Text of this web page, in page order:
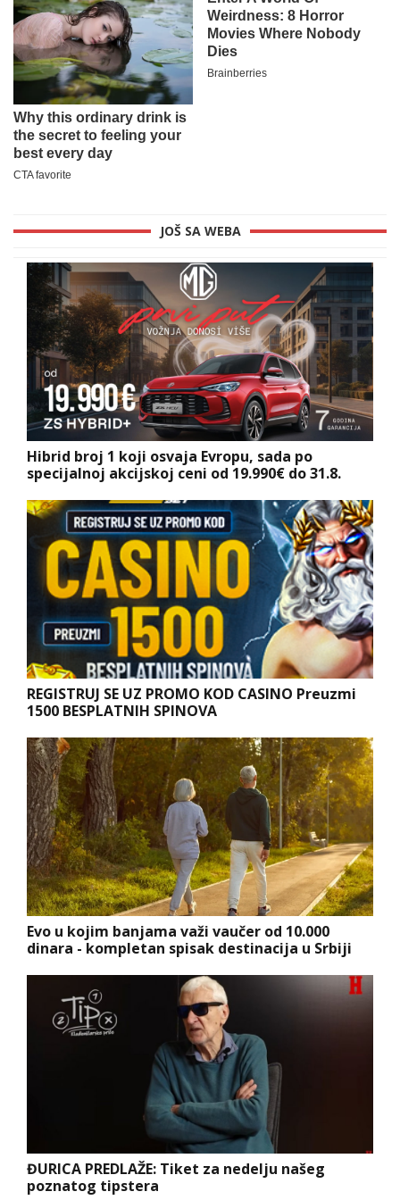
JOŠ SA WEBA
Hibrid broj 1 koji osvaja Evropu, sada po
specijalnoj akcijskoj ceni od 19.990€ do 31.8.
REGISTRUJ SE UZ PROMO KOD CASINO Preuzmi
1500 BESPLATNIH SPINOVA
Evo u kojim banjama važi vaučer od 10.000
dinara - kompletan spisak destinacija u Srbiji
ĐURICA PREDLAŽE: Tiket za nedelju našeg
poznatog tipstera